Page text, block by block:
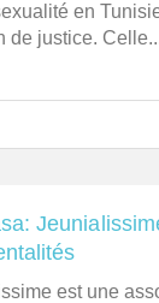
en
de justice.
est une